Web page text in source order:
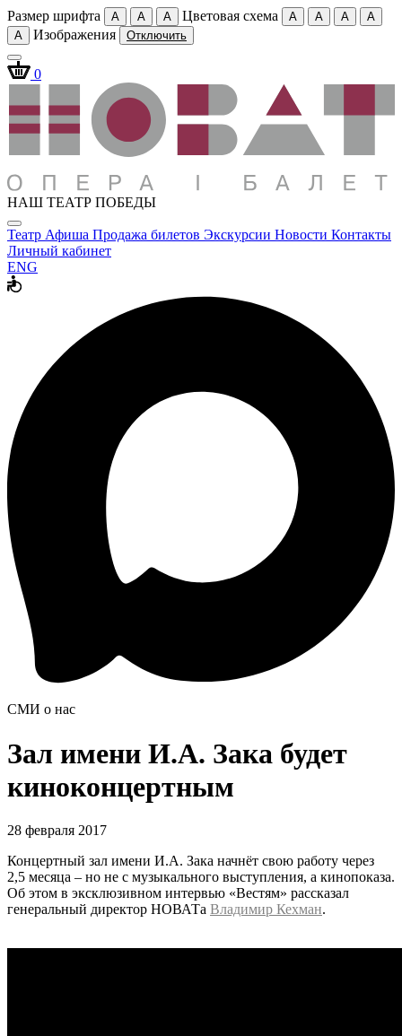
Размер шрифта A A A Цветовая схема A A A
A
A
Изображения Отключить
0
НАШ ТЕАТР ПОБЕДЫ
Театр Афиша Продажа билетов Экскурсии Новости Контакты
Личный кабинет
ENG
СМИ о нас
Зал имени И.А. Зака будет
киноконцертным
28 февраля 2017
Концертный зал имени И.А. Зака начнёт свою работу через
2,5 месяца – но не с музыкального выступления, а кинопоказа.
Об этом в эксклюзивном интервью «Вестям» рассказал
генеральный директор НОВАТа Владимир Кехман.